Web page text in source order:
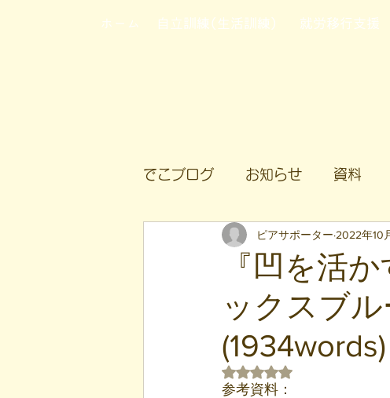
ホーム 自立訓練(生活訓練) 就労移行支援
でこブログ お知らせ 資料
『凹を活
ックスブ
(1934words)
ピアサポーター 2022年10
5つ星のうちNaNと評価さ
参考資料：